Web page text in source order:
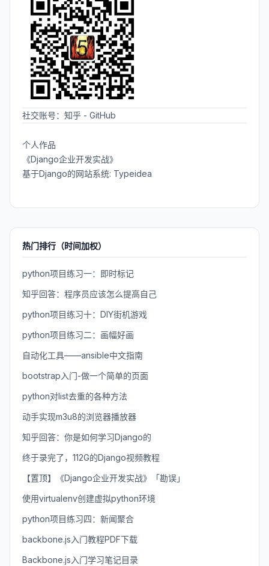
社交账号： 知乎 - GitHub
个人作品
《Django企业开发实战》
基于Django的网站系统: Typeidea
热门排行（时间加权）
python项目练习一：即时标记
知乎回答：程序员应该怎么提高自己
python项目练习十：DIY街机游戏
python项目练习二：画幅好画
自动化工具——ansible中文指南
bootstrap入门-做一个简单的页面
python对list去重的各种方法
动手实现m3u8的浏览器播放器
知乎回答：你是如何学习Django的
终于录完了，112G的Django视频教程
【置顶】《Django企业开发实战》「勘误」
使用virtualenv创建虚拟python环境
python项目练习四：新闻聚合
backbone.js入门教程PDF下载
Backbone.js入门学习笔记目录